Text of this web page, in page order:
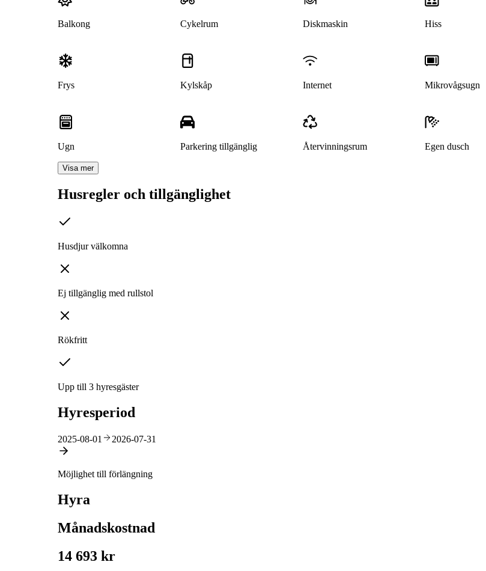
Balkong Cykelrum Diskmaskin Hiss
Frys Kylskåp Internet Mikrovågsugn
Ugn Parkering tillgänglig Återvinningsrum Egen dusch
Visa mer
Husregler och tillgänglighet
Husdjur välkomna
Ej tillgänglig med rullstol
Rökfritt
Upp till 3 hyresgäster
Hyresperiod
2025-08-01 2026-07-31
Möjlighet till förlängning
Hyra
Månadskostnad
14 693 kr